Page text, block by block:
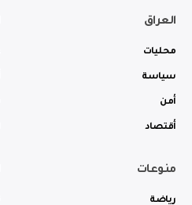
العراق
محليات
سياسة
أمن
أقتصاد
منوعات
رياضة